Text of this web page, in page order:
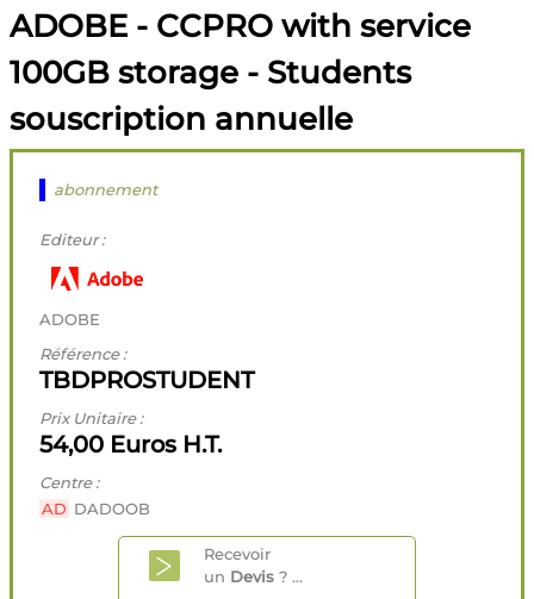
ADOBE - CCPRO with service
100GB storage - Students
souscription annuelle
abonnement
Editeur :
ADOBE
Référence :
TBDPROSTUDENT
Prix Unitaire :
54,00 Euros H.T.
Centre :
AD DADOOB
Recevoir
un Devis ? ...